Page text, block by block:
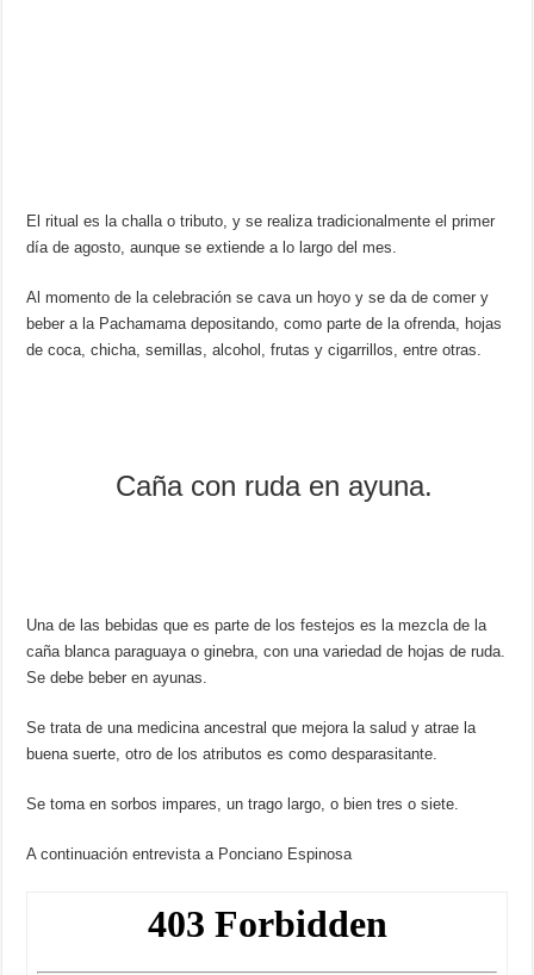
El ritual es la challa o tributo, y se realiza tradicionalmente el primer
día de agosto, aunque se extiende a lo largo del mes.
Al momento de la celebración se cava un hoyo y se da de comer y
beber a la Pachamama depositando, como parte de la ofrenda, hojas
de coca, chicha, semillas, alcohol, frutas y cigarrillos, entre otras.
Caña con ruda en ayuna.
Una de las bebidas que es parte de los festejos es la mezcla de la
caña blanca paraguaya o ginebra, con una variedad de hojas de ruda.
Se debe beber en ayunas.
Se trata de una medicina ancestral que mejora la salud y atrae la
buena suerte, otro de los atributos es como desparasitante.
Se toma en sorbos impares, un trago largo, o bien tres o siete.
A continuación entrevista a Ponciano Espinosa